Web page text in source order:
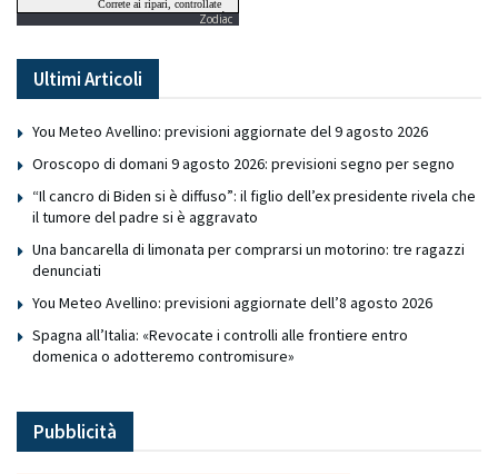
Zodiac
Ultimi Articoli
You Meteo Avellino: previsioni aggiornate del 9 agosto 2026
Oroscopo di domani 9 agosto 2026: previsioni segno per segno
“Il cancro di Biden si è diffuso”: il figlio dell’ex presidente rivela che
il tumore del padre si è aggravato
Una bancarella di limonata per comprarsi un motorino: tre ragazzi
denunciati
You Meteo Avellino: previsioni aggiornate dell’8 agosto 2026
Spagna all’Italia: «Revocate i controlli alle frontiere entro
domenica o adotteremo contromisure»
Pubblicità